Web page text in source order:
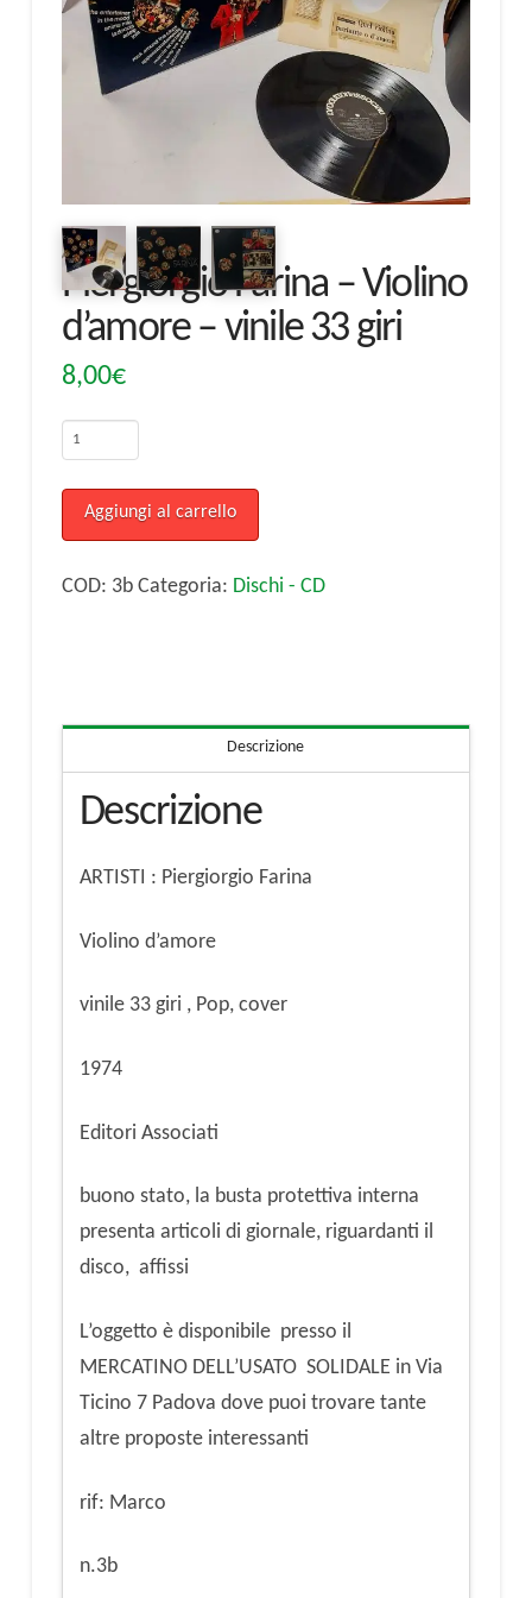
Piergiorgio Farina – Violino
d’amore – vinile 33 giri
8,00€
Piergiorgio
Violino
d'amore
giri
Aggiungi al carrello
COD: 3b Categoria: Dischi - CD
Descrizione
Descrizione
ARTISTI : Piergiorgio Farina
Violino d’amore
vinile 33 giri , Pop, cover
1974
Editori Associati
buono stato, la busta protettiva interna
presenta articoli di giornale, riguardanti il
disco, affissi
L’oggetto è disponibile presso il
MERCATINO DELL’USATO SOLIDALE in Via
Ticino 7 Padova dove puoi trovare tante
altre proposte interessanti
rif: Marco
n.3b